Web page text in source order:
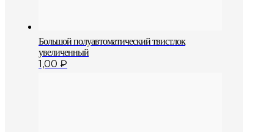
Большой полуавтоматический твистлок
увеличенный
1,00 ₽